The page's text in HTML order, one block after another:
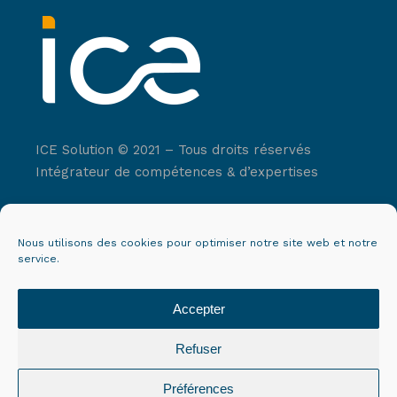
Nous utilisons des cookies pour optimiser notre site web et notre
service.
Accepter
Refuser
Préférences
ICE Solution © 2021 – Tous droits réservés
Intégrateur de compétences & d’expertises
CGV